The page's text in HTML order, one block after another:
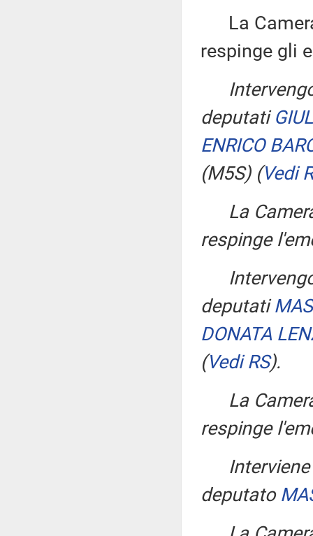
La
respinge gli
deputati
ENRICO
(M5S) (Vedi
La
respinge
deputati
DONATA
(Vedi RS).
La
respinge
deputato